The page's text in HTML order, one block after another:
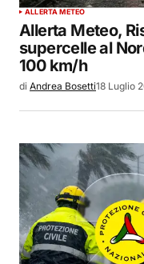
ALLERTA METEO
Allerta Meteo,
supercelle al
100 km/h
di Andrea Bosetti18 Luglio